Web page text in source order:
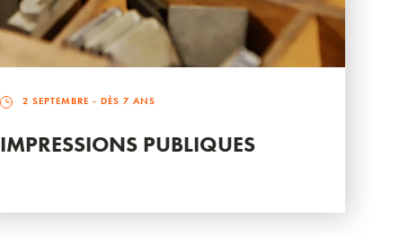
2 SEPTEMBRE - DÈS 7 ANS
IMPRESSIONS PUBLIQUES